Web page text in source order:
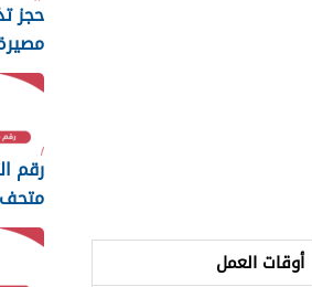
أوقات العمل
حجز
رقم